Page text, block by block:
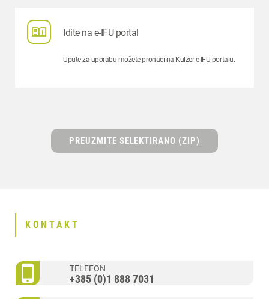
Idite na e-IFU portal
Upute za uporabu možete pronaci na Kulzer e-IFU portalu.
PREUZMITE SELEKTIRANO (ZIP)
KONTAKT
TELEFON
+385 (0)1 888 7031